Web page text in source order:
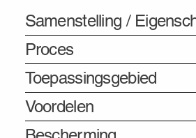
Samenstelling /
Proces
Toepassingsgebied
Voordelen